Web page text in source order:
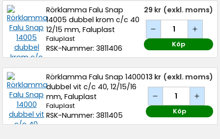
Rörklamma Falu Snap
14005 dubbel krom c/c 40
12/15 mm, Faluplast
Faluplast
RSK-Nummer: 3811406
29 kr (exkl. moms)
Köp
Rörklamma Falu Snap 14000
dubbel vit c/c 40, 12/15/16
mm, Faluplast
Faluplast
RSK-Nummer: 3811405
13 kr (exkl. moms)
Köp